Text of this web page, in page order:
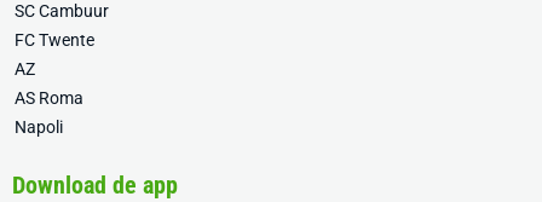
SC Cambuur
FC Twente
AZ
AS Roma
Napoli
Download de app